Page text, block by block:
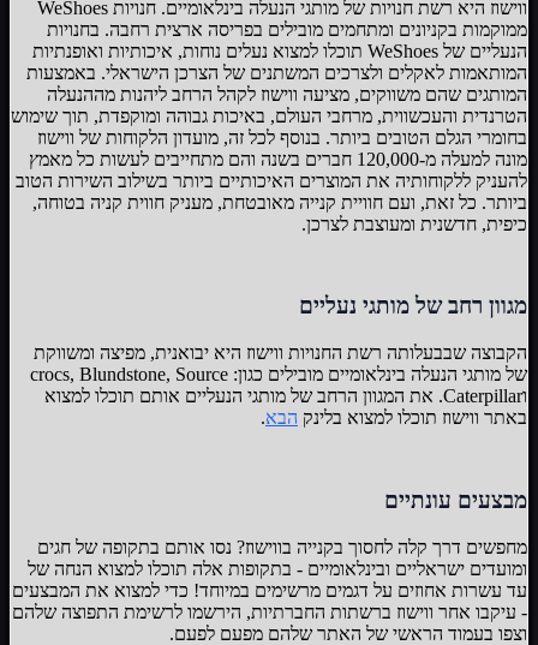
ווישוז היא רשת חנויות של מותגי הנעלה בינלאומיים. חנויות WeShoes
ממוקמות בקניונים ומתחמים מובילים בפריסה ארצית רחבה. בחנויות
הנעליים של WeShoes תוכלו למצוא נעלים נוחות, איכותיות ואופנתיות
המותאמות לאקלים ולצרכים המשתנים של הצרכן הישראלי. באמצעות
המותגים שהם משווקים, מציעה ווישוז לקהל הרחב ליהנות מההנעלה
הטרנדית והעכשווית, מרחבי העולם, באיכות גבוהה ומוקפדת, תוך שימוש
בחומרי הגלם הטובים ביותר. בנוסף לכל זה, מועדון הלקוחות של ווישוז
מונה למעלה מ-120,000 חברים בשנה והם מתחייבים לעשות כל מאמץ
להעניק ללקוחותיה את המוצרים האיכותיים ביותר בשילוב השירות הטוב
ביותר. כל זאת, ועם חוויית קנייה מאובטחת, מעניק חווית קניה בטוחה,
כיפית, חדשנית ומעוצבת לצרכן.
מגוון רחב של מותגי נעליים
הקבוצה שבבעלותה רשת החנויות ווישוז היא יבואנית, מפיצה ומשווקת
של מותגי הנעלה בינלאומיים מובילים כגון: crocs, Blundstone, Source
וCaterpillar. את המגוון הרחב של מותגי הנעליים אותם תוכלו למצוא
באתר ווישוז תוכלו למצוא בלינק הבא.
מבצעים עונתיים
מחפשים דרך קלה לחסוך בקנייה בווישוז? נסו אותם בתקופה של חגים
ומועדים ישראליים ובינלאומיים - בתקופות אלה תוכלו למצוא הנחה של
עד עשרות אחוזים על דגמים מרשימים במיוחד! כדי למצוא את המבצעים
- עיקבו אחר ווישוז ברשתות החברתיות, הירשמו לרשימת התפוצה שלהם
וצפו בעמוד הראשי של האתר שלהם מפעם לפעם.